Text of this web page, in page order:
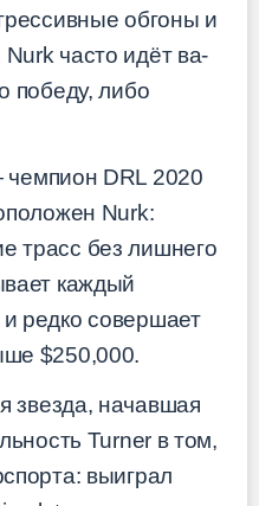
обгоны и
часто идёт ва-
победу, либо
DRL 2020
Nurk:
трасс без лишнего
каждый
редко совершает
$250,000.
начавшая
Turner в том,
выиграл